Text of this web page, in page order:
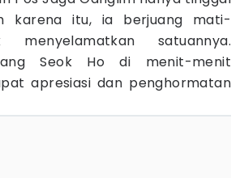
karena itu, ia berjuang mati-
satuannya.
Seok Ho di menit-menit
apresiasi dan penghormatan